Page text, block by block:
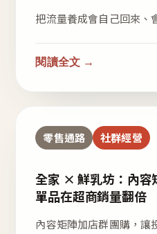
把流量養成會自己回來、
閱讀全文 →
零售通路 社群經營
全家 × 鮮乳坊：內容
單品在超商銷量翻倍
內容矩陣加店群團購，讓